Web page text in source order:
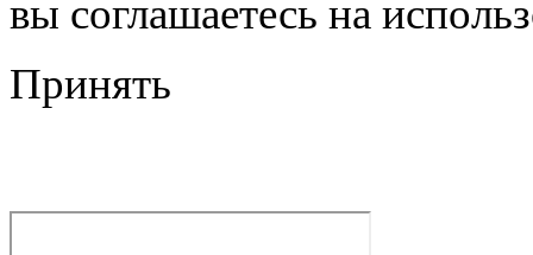
вы соглашаетесь на
Принять